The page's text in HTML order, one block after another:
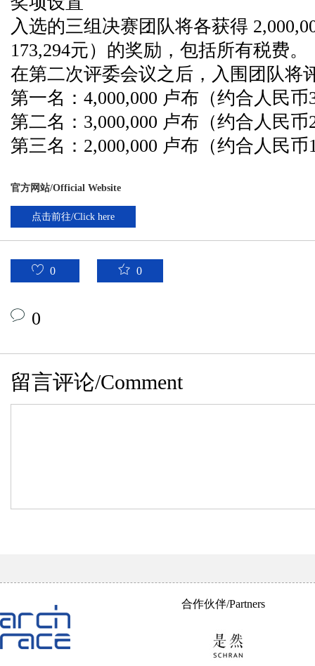
入选的三组决赛团队将各获得
173,294元）的奖励，包括所有税费。
在第二次评委会议之后，入围团队将
第一名：4,000,000 卢布（约合人民币
第二名：3,000,000 卢布（约合人民币
第三名：2,000,000 卢布（约合人民币
官方网站/Official Website
点击前往/Click here
0 0
0
留言评论/Comment
合作伙伴/Partners